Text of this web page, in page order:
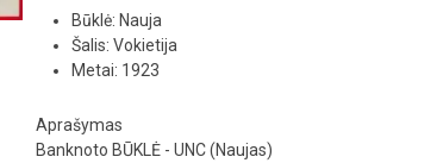
Būklė: Nauja
Šalis: Vokietija
Metai: 1923
Aprašymas
Banknoto BŪKLĖ - UNC (Naujas)